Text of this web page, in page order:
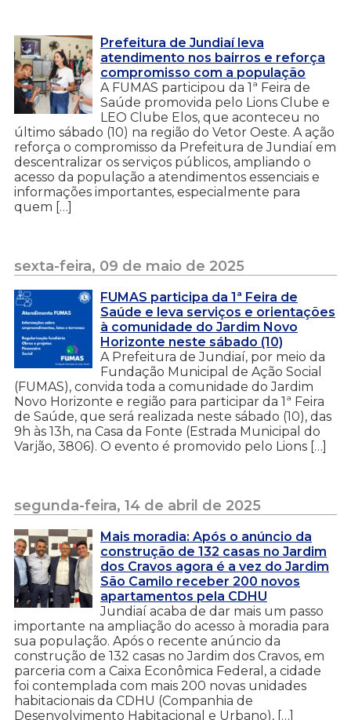
Prefeitura de Jundiaí leva
atendimento nos bairros e reforça
compromisso com a população
A FUMAS participou da 1ª Feira de
Saúde promovida pelo Lions Clube e
LEO Clube Elos, que aconteceu no
último sábado (10) na região do Vetor Oeste. A ação
reforça o compromisso da Prefeitura de Jundiaí em
descentralizar os serviços públicos, ampliando o
acesso da população a atendimentos essenciais e
informações importantes, especialmente para
quem […]
sexta-feira, 09 de maio de 2025
FUMAS participa da 1ª Feira de
Saúde e leva serviços e orientações
à comunidade do Jardim Novo
Horizonte neste sábado (10)
A Prefeitura de Jundiaí, por meio da
Fundação Municipal de Ação Social
(FUMAS), convida toda a comunidade do Jardim
Novo Horizonte e região para participar da 1ª Feira
de Saúde, que será realizada neste sábado (10), das
9h às 13h, na Casa da Fonte (Estrada Municipal do
Varjão, 3806). O evento é promovido pelo Lions […]
segunda-feira, 14 de abril de 2025
Mais moradia: Após o anúncio da
construção de 132 casas no Jardim
dos Cravos agora é a vez do Jardim
São Camilo receber 200 novos
apartamentos pela CDHU
Jundiaí acaba de dar mais um passo
importante na ampliação do acesso à moradia para
sua população. Após o recente anúncio da
construção de 132 casas no Jardim dos Cravos, em
parceria com a Caixa Econômica Federal, a cidade
foi contemplada com mais 200 novas unidades
habitacionais da CDHU (Companhia de
Desenvolvimento Habitacional e Urbano), […]